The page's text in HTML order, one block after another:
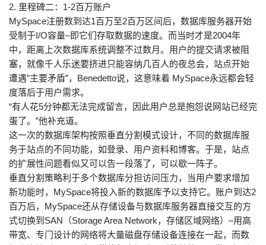
2. 里程碑二：1-2百万账户
MySpace注册数到达1百万至2百万区间后，数据库服务器开始
受制于I/O容量–即它们存取数据的速度。而当时才是2004年
中，距离上次数据库系统调整不过数月。用户的提交请求被阻
塞，就像千人乐迷要挤进只能容纳几百人的夜总会，站点开始
遭遇”主要矛盾”，Benedetto说，这意味着 MySpace永远都会轻
度落后于用户需求。
“有人花5分钟都无法完成留言，因此用户总是抱怨说网站已经完
蛋了。”他补充道。
这一次的数据库架构按照垂直分割模式设计，不同的数据库服
务于站点的不同功能，如登录、用户资料和博客。于是，站点
的扩展性问题看似又可以告一段落了，可以歇一阵子。
垂直分割策略利于多个数据库分担访问压力，当用户要求增加
新功能时，MySpace将投入新的数据库予以支持它。账户到达2
百万后，MySpace还从存储设备与数据库服务器直接交互的方
式切换到SAN（Storage Area Network，存储区域网络）–用高
带宽、专门设计的网络将大量磁盘存储设备连接在一起，而数